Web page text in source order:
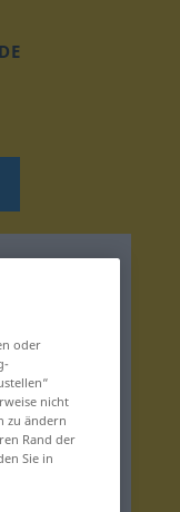
DE
oder
nicht
zu ändern
Rand der
Sie in